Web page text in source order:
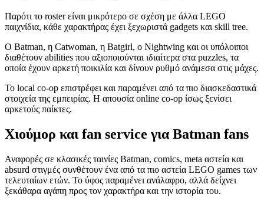
Παρότι το roster είναι μικρότερο σε σχέση με άλλα LEGO
παιχνίδια, κάθε χαρακτήρας έχει ξεχωριστά gadgets και skill tree.
Ο Batman, η Catwoman, η Batgirl, ο Nightwing και οι υπόλοιποι
διαθέτουν abilities που αξιοποιούνται ιδιαίτερα στα puzzles, τα
οποία έχουν αρκετή ποικιλία και δίνουν ρυθμό ανάμεσα στις μάχες.
Το local co-op επιστρέφει και παραμένει από τα πιο διασκεδαστικά
στοιχεία της εμπειρίας. Η απουσία online co-op ίσως ξενίσει
αρκετούς παίκτες.
Χιούμορ και fan service για Batman fans
Αναφορές σε κλασικές ταινίες Batman, comics, meta αστεία και
absurd στιγμές συνθέτουν ένα από τα πιο αστεία LEGO games των
τελευταίων ετών. Το ύφος παραμένει ανάλαφρο, αλλά δείχνει
ξεκάθαρα αγάπη προς τον χαρακτήρα και την ιστορία του.